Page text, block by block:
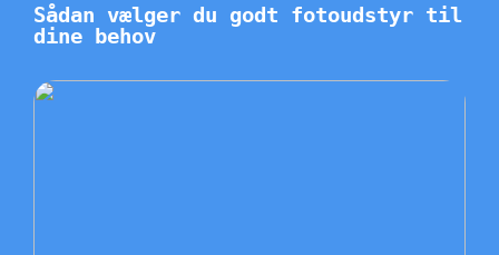
Sådan vælger du godt fotoudstyr til
dine behov